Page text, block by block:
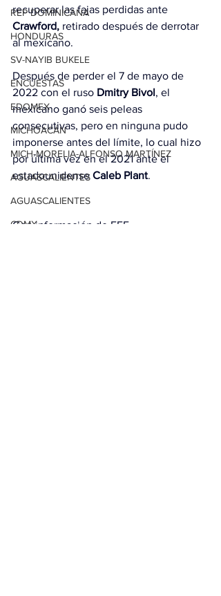
REP DOMINICANA
HONDURAS
SV-NAYIB BUKELE
ENCUESTAS
EDOMEX
MICHOACÁN
MICH-MORELIA-ALFONSO MARTÍNEZ
AGUASCALIENTES
AGUASCALIENTES
CDMX
recuperar las fajas perdidas ante
Crawford, retirado después de derrotar
al mexicano.
Después de perder el 7 de mayo de
2022 con el ruso Dmitry Bivol, el
mexicano ganó seis peleas
consecutivas, pero en ninguna pudo
imponerse antes del límite, lo cual hizo
por última vez en el 2021 ante el
estadounidense Caleb Plant.
Con información de EFE.